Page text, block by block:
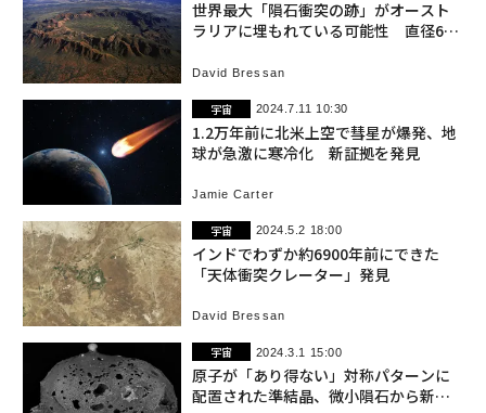
世界最大「隕石衝突の跡」がオースト
ラリアに埋もれている可能性 直径600
David Bressan
宇宙 2024.7.11 10:30
1.2万年前に北米上空で彗星が爆発、地
球が急激に寒冷化 新証拠を発見
Jamie Carter
宇宙 2024.5.2 18:00
インドでわずか約6900年前にできた
「天体衝突クレーター」発見
David Bressan
宇宙 2024.3.1 15:00
原子が「あり得ない」対称パターンに
配置された準結晶、微小隕石から新た